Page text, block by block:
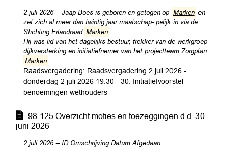
2 juli 2026 -- Jaap Boes is geboren en getogen op Marken en
zet zich al meer dan twintig jaar maatschap- pelijk in via de
Stichting Eilandraad Marken.
Hij was lid van het dagelijks bestuur, trekker van de werkgroep
dijkversterking en initiatiefnemer van het projectteam Zorgplan
Marken.
Raadsvergadering: Raadsvergadering 2 juli 2026 -
donderdag 2 juli 2026 19:30 - 30. Initiatiefvoorstel
benoemingen wethouders
98-125 Overzicht moties en toezeggingen d.d. 30
juni 2026
2 juli 2026 -- ID Omschrijving Datum Afgedaan